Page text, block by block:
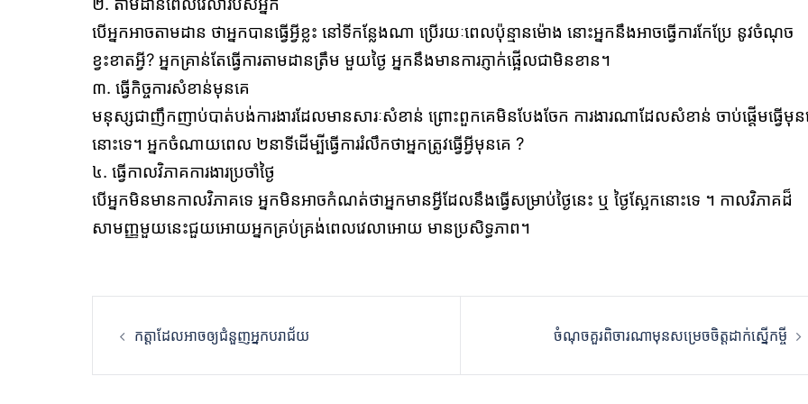
បើអ្នកអាចតាមដាន ថាអ្នកបានធ្វើអ្វីខ្លះ នៅទីកន្លែងណា ប្រើរយៈពេលប៉ុន្មានម៉ោង នោះអ្នកនឹងអាចធ្វើការកែប្រែ នូវចំណុច
ខ្វះខាតអ្វី? អ្នកគ្រាន់តែធ្វើការតាមដានត្រឹម មួយថ្ងៃ អ្នកនឹងមានការភ្ញាក់ផ្អើលជាមិនខាន។
៣. ធ្វើកិច្ចការសំខាន់មុនគេ
មនុស្សជាញឹកញាប់បាត់បង់ការងារដែលមានសារៈសំខាន់ ព្រោះពួកគេមិនបែងចែក ការងារណាដែលសំខាន់ ចាប់ផ្ដើមធ្វើមុន
នោះទេ។ អ្នកចំណាយពេល ២នាទីដើម្បីធ្វើការរំលឹកថាអ្នកត្រូវធ្វើអ្វីមុនគេ ?
៤. ធ្វើកាលវិភាគការងារប្រចាំថ្ងៃ
បើអ្នកមិនមានកាលវិភាគទេ អ្នកមិនអាចកំណត់ថាអ្នកមានអ្វីដែលនឹងធ្វើសម្រាប់ថ្ងៃនេះ ឬ ថ្ងៃស្អែកនោះទេ ។ កាលវិភាគដ៏
សាមញ្ញមួយនេះជួយអោយអ្នកគ្រប់គ្រង់ពេលវេលាអោយ មានប្រសិទ្ធភាព។
Post
navigation
កត្ដាដែលអាចឲ្យជំនួញអ្នកបរាជ័យ ចំណុចគួរពិចារណាមុនសម្រេចចិត្តដាក់ស្នើកម្ចី